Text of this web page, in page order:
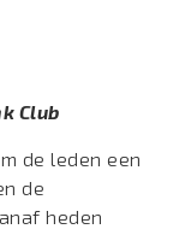
Club
de leden een
de
heden